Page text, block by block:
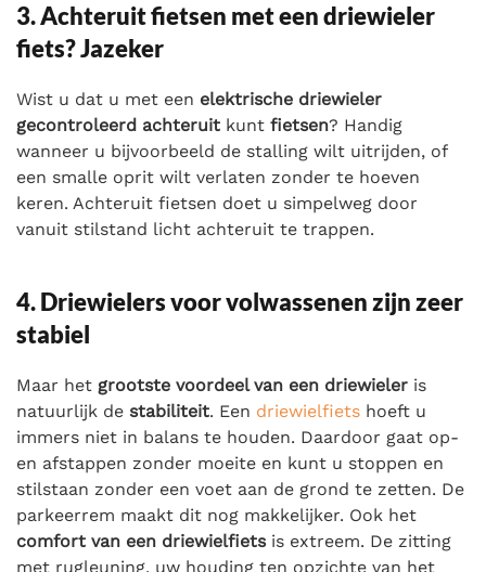
3. Achteruit fietsen met een driewieler
fiets? Jazeker
Wist u dat u met een elektrische driewieler
gecontroleerd achteruit kunt fietsen? Handig
wanneer u bijvoorbeeld de stalling wilt uitrijden, of
een smalle oprit wilt verlaten zonder te hoeven
keren. Achteruit fietsen doet u simpelweg door
vanuit stilstand licht achteruit te trappen.
4. Driewielers voor volwassenen zijn zeer
stabiel
Maar het grootste voordeel van een driewieler is
natuurlijk de stabiliteit. Een driewielfiets hoeft u
immers niet in balans te houden. Daardoor gaat op-
en afstappen zonder moeite en kunt u stoppen en
stilstaan zonder een voet aan de grond te zetten. De
parkeerrem maakt dit nog makkelijker. Ook het
comfort van een driewielfietsis extreem. De zitting
met rugleuning, uw houding ten opzichte van het